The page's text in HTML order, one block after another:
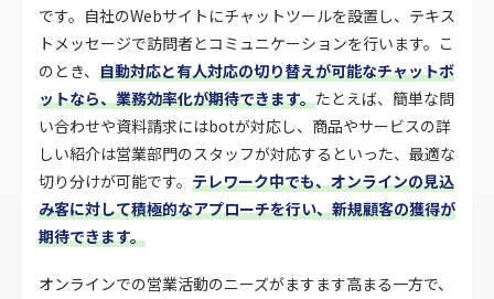
です。自社のWebサイトにチャットツールを設置し、テキス
トメッセージで訪問者とコミュニケーションを行います。こ
のとき、 自動対応と有人対応の切り替えが可能なチャットボ
ットなら、業務効率化が期待できます。たとえば、簡単な問
い合わせや資料請求にはbotが対応し、商品やサービスの詳
しい紹介は営業部門のスタッフが対応するといった、最適な
切り分けが可能です。 テレワーク中でも、オンラインの見込
み客に対して積極的なアプローチを行い、新規顧客の獲得が
期待できます。
オンラインでの営業活動のニーズがますます高まる一方で、